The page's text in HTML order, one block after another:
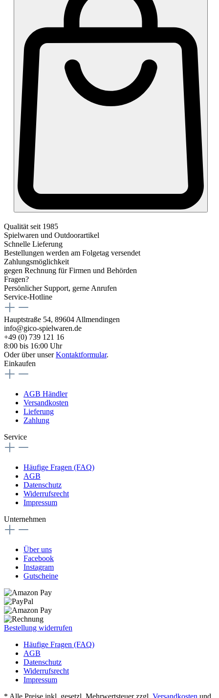
Qualität seit 1985
Spielwaren und Outdoorartikel
Schnelle Lieferung
Bestellungen werden am Folgetag versendet
Zahlungsmöglichkeit
gegen Rechnung für Firmen und Behörden
Fragen?
Persönlicher Support, gerne Anrufen
Service-Hotline
Hauptstraße 54, 89604 Allmendingen
info@gico-spielwaren.de
+49 (0) 739 121 16
8:00 bis 16:00 Uhr
Oder über unserKontaktformular.
Einkaufen
AGB Händler
Versandkosten
Lieferung
Zahlung
Service
Häufige Fragen (FAQ)
AGB
Datenschutz
Widerrufsrecht
Impressum
Unternehmen
Über uns
Facebook
Instagram
Gutscheine
Bestellung widerrufen
Häufige Fragen (FAQ)
AGB
Datenschutz
Widerrufsrecht
Impressum
* Alle Preise inkl. gesetzl. Mehrwertsteuer zzgl. Versandkosten und